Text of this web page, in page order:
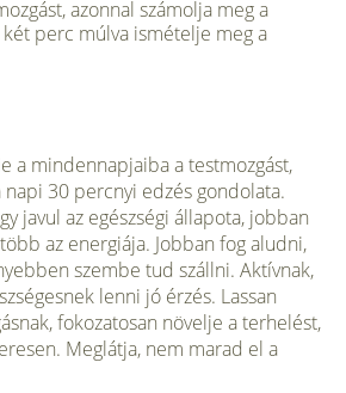
azonnal számolja meg a
perc múlva ismételje meg a
a mindennapjaiba a testmozgást,
30 percnyi edzés gondolata.
javul az egészségi állapota, jobban
az energiája. Jobban fog aludni,
szembe tud szállni. Aktívnak,
lenni jó érzés. Lassan
fokozatosan növelje a terhelést,
Meglátja, nem marad el a